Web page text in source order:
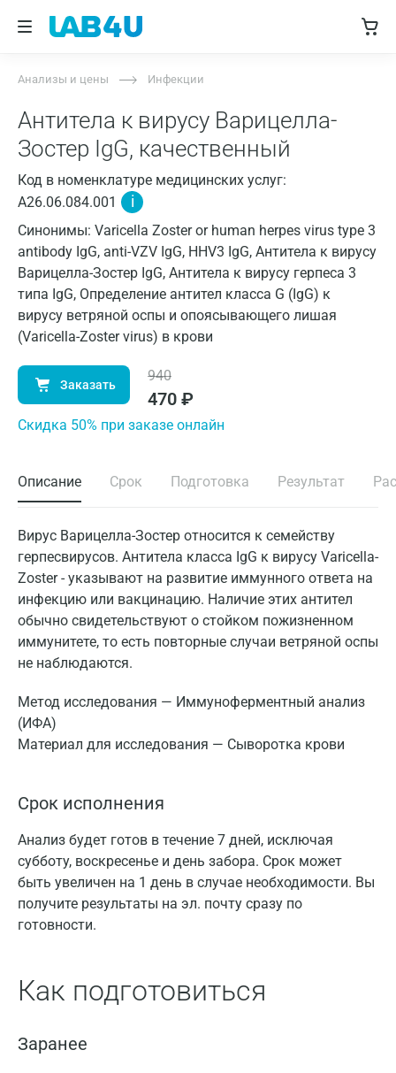
Анализы и цены Инфекции
Антитела к вирусу Варицелла-
Зостер IgG, качественный
Код в номенклатуре медицинских услуг:
A26.06.084.001
i
Синонимы: Varicella Zoster or human herpes virus type 3
antibody IgG, anti-VZV IgG, HHV3 IgG, Антитела к вирусу
Варицелла-Зостер IgG, Антитела к вирусу герпеса 3
типа IgG, Определение антител класса G (IgG) к
вирусу ветряной оспы и опоясывающего лишая
(Varicella-Zoster virus) в крови
Заказать
940
470 ₽
Cкидка 50% при заказе онлайн
Описание Срок Подготовка Результат
Вирус Варицелла-Зостер относится к семейству
герпесвирусов. Антитела класса IgG к вирусу Varicella-
Zoster - указывают на развитие иммунного ответа на
инфекцию или вакцинацию. Наличие этих антител
обычно свидетельствуют о стойком пожизненном
иммунитете, то есть повторные случаи ветряной оспы
не наблюдаются.
Метод исследования — Иммуноферментный анализ
(ИФА)
Материал для исследования — Сыворотка крови
Срок исполнения
Анализ будет готов в течение 7 дней, исключая
субботу, воскресенье и день забора. Срок может
быть увеличен на 1 день в случае необходимости. Вы
получите результаты на эл. почту сразу по
готовности.
Как подготовиться
Заранее